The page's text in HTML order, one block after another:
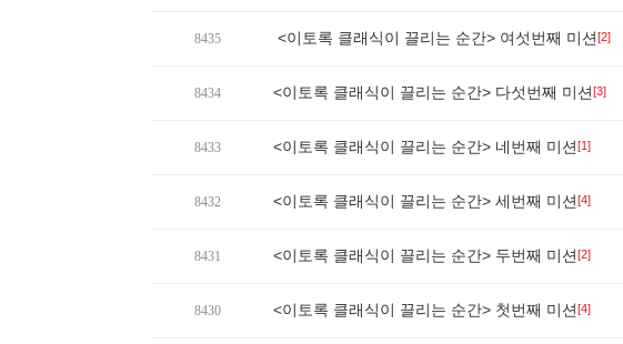
8435 <이토록 클래식이 끌리는 순간> 여섯번째 미션[2]
8434 <이토록 클래식이 끌리는 순간> 다섯번째 미션[3]
8433 <이토록 클래식이 끌리는 순간> 네번째 미션[1]
8432 <이토록 클래식이 끌리는 순간> 세번째 미션[4]
8431 <이토록 클래식이 끌리는 순간> 두번째 미션[2]
8430 <이토록 클래식이 끌리는 순간> 첫번째 미션[4]